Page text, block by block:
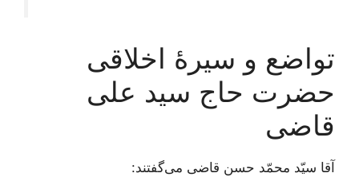
تواضع و سیرۀ اخلاقی
حضرت حاج سید علی
قاضی
آقا سیّد محمّد حسن قاضی می‌گفتند: